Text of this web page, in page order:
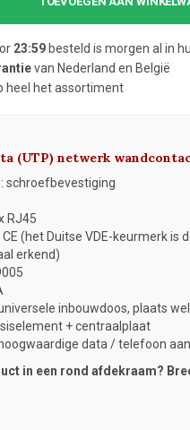
23:59besteld is morgen al in
van Nederland en België
heel het assortiment
(UTP) netwerk
schroefbevestiging
RJ45
CE (het Duitse VDE-keurmerk
erkend)
inbouwdoos, plaats
+ centraalplaat
data / telefoon
in een rond afdekraam?